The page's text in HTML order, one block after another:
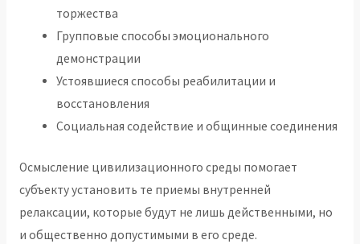
торжества
Групповые способы эмоционального
демонстрации
Устоявшиеся способы реабилитации и
восстановления
Социальная содействие и общинные соединения
Осмысление цивилизационного среды помогает
субъекту установить те приемы внутренней
релаксации, которые будут не лишь действенными, но
и общественно допустимыми в его среде.